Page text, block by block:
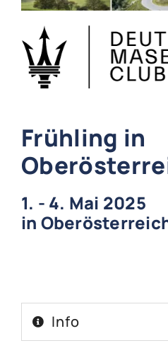
Frühling in
1. - 4. Mai 2025
in
Info